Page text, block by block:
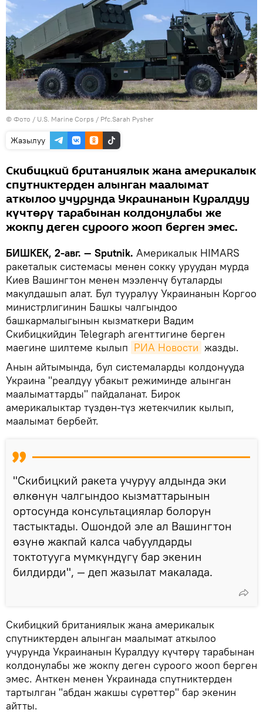
© Фото / U.S. Marine Corps / Pfc.Sarah Pysher
Жазылуу
Скибицкий британиялык жана америкалык
спутниктерден алынган маалымат
аткылоо учурунда Украинанын Куралдуу
күчтөрү тарабынан колдонулабы же
жокпу деген суроого жооп берген эмес.
БИШКЕК, 2-авг. — Sputnik. Америкалык HIMARS
ракеталык системасы менен сокку уруудан мурда
Киев Вашингтон менен мээленчү буталарды
макулдашып алат. Бул тууралуу Украинанын Коргоо
министрлигинин Башкы чалгындоо
башкармалыгынын кызматкери Вадим
Скибицкийдин Telegraph агенттигине берген
маегине шилтеме кылып РИА Новости жазды.
Анын айтымында, бул системаларды колдонууда
Украина "реалдуу убакыт режиминде алынган
маалыматтарды" пайдаланат. Бирок
америкалыктар түздөн-түз жетекчилик кылып,
маалымат бербейт.
"Скибицкий ракета учуруу алдында эки
өлкөнүн чалгындоо кызматтарынын
ортосунда консультациялар болорун
тастыктады. Ошондой эле ал Вашингтон
өзүнө жакпай калса чабуулдарды
токтотууга мүмкүндүгү бар экенин
билдирди", — деп жазылат макалада.
Скибицкий британиялык жана америкалык
спутниктерден алынган маалымат аткылоо
учурунда Украинанын Куралдуу күчтөрү тарабынан
колдонулабы же жокпу деген суроого жооп берген
эмес. Анткен менен Украинада спутниктерден
тартылган "абдан жакшы сүрөттөр" бар экенин
айтты.